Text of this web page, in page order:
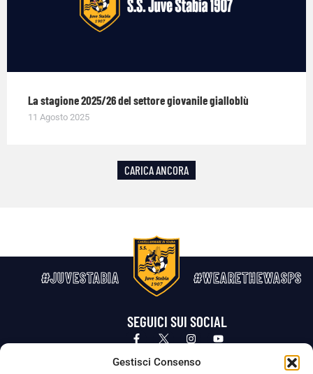
Gestisci Consenso
La stagione 2025/26 del settore giovanile gialloblù
11 Agosto 2025
CARICA ANCORA
#JUVESTABIA #WEARETHEWASPS
SEGUICI SUI SOCIAL
Privacy Policy Cookie Policy